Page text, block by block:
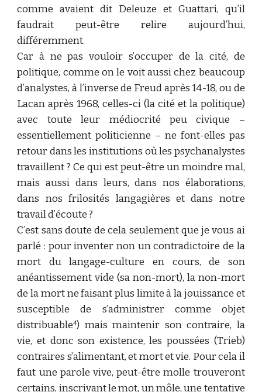
comme avaient dit Deleuze et Guattari, qu’il
faudrait peut-être relire aujourd’hui,
différemment.
Car à ne pas vouloir s’occuper de la cité, de
politique, comme on le voit aussi chez beaucoup
d’analystes, à l’inverse de Freud après 14-18, ou de
Lacan après 1968, celles-ci (la cité et la politique)
avec toute leur médiocrité peu civique –
essentiellement politicienne – ne font-elles pas
retour dans les institutions où les psychanalystes
travaillent ? Ce qui est peut-être un moindre mal,
mais aussi dans leurs, dans nos élaborations,
dans nos frilosités langagières et dans notre
travail d’écoute ?
C’est sans doute de cela seulement que je vous ai
parlé : pour inventer non un contradictoire de la
mort du langage-culture en cours, de son
anéantissement vide (sa non-mort), la non-mort
de la mort ne faisant plus limite à la jouissance et
susceptible de s’administrer comme objet
distribuable4) mais maintenir son contraire, la
vie, et donc son existence, les poussées (Trieb)
contraires s’alimentant, et mort et vie. Pour cela il
faut une parole vive, peut-être molle trouveront
certains, inscrivant le mot, un môle, une tentative